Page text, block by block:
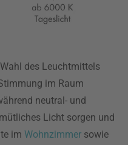
des Leuchtmittels
im Raum
neutral- und
Licht sorgen und
im Wohnzimmer sowie